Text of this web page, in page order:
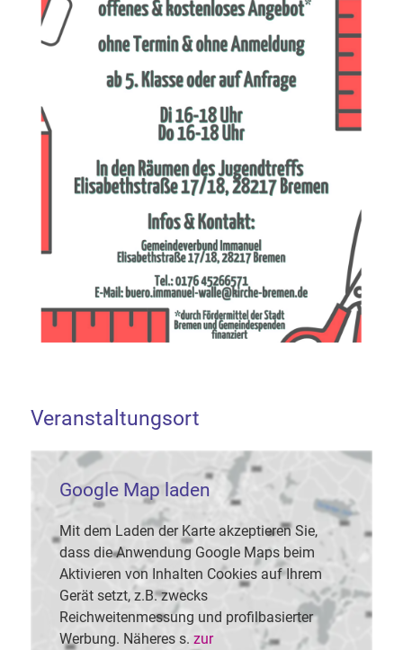
Veranstaltungsort
Google Map laden
Mit dem Laden der Karte akzeptieren Sie,
dass die Anwendung Google Maps beim
Aktivieren von Inhalten Cookies auf Ihrem
Gerät setzt, z.B. zwecks
Reichweitenmessung und profilbasierter
Werbung. Näheres s. zur